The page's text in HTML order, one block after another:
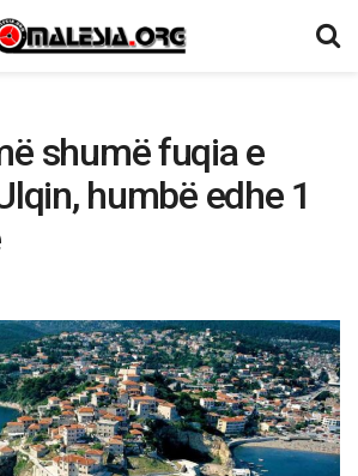
shumë fuqia e
humbë edhe 1